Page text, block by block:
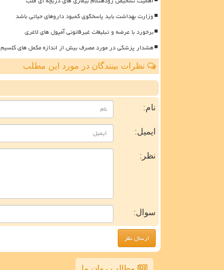
وزارت بهداشت باید پاسخگوی کمبود داروهای حیاتی باشد
برخورد با عرضه و تبلیغات غیرقانونی آمپول های لاغری
هشدار پزشکی در مورد مصرف بیش از اندازه مکمل های کلسیم
نظرات بینندگان در مورد این مطلب
نام:
ایمیل:
نظر:
سوال: